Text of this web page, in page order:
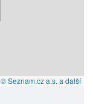
© Seznam.cz a.s. a další